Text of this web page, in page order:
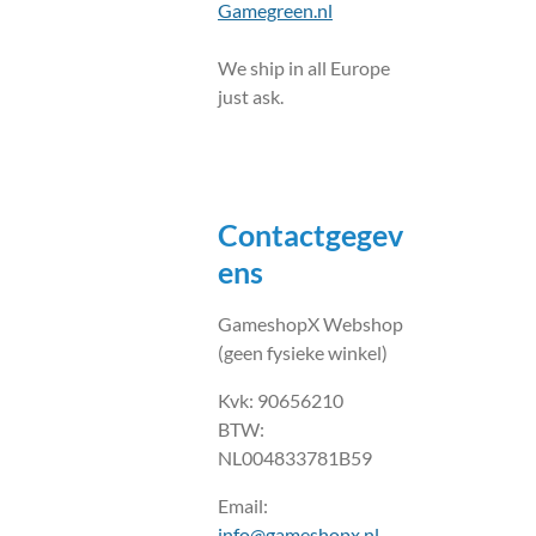
Gamegreen.nl
We ship in all Europe
just ask.
Contactgegev
ens
GameshopX Webshop
(geen fysieke winkel)
Kvk: 90656210
BTW:
NL004833781B59
Email: